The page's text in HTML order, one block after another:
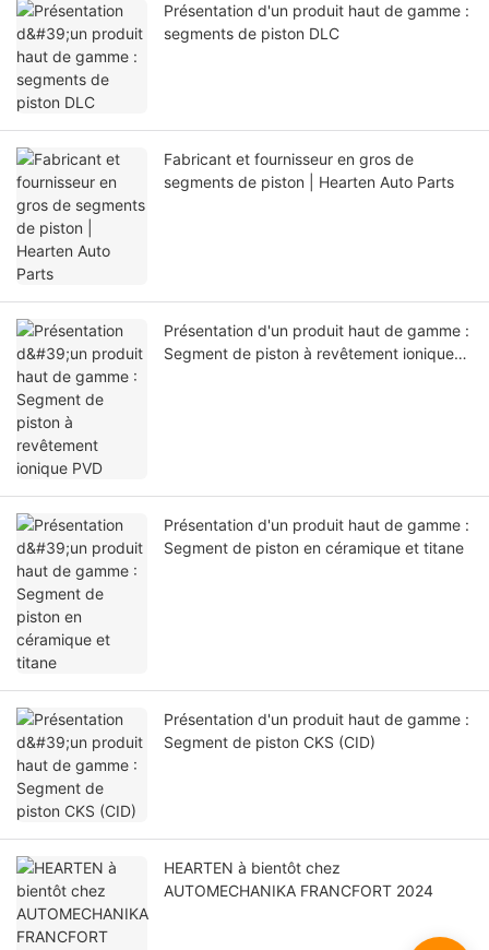
Présentation d'un produit haut de gamme :
segments de piston DLC
Fabricant et fournisseur en gros de
segments de piston | Hearten Auto Parts
Présentation d'un produit haut de gamme :
Segment de piston à revêtement ionique
Présentation d'un produit haut de gamme :
Segment de piston en céramique et titane
Présentation d'un produit haut de gamme :
Segment de piston CKS (CID)
HEARTEN à bientôt chez
AUTOMECHANIKA FRANCFORT 2024